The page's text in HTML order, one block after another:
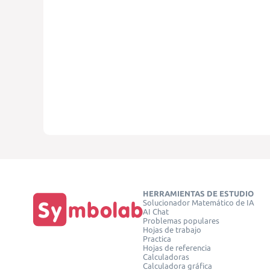
HERRAMIENTAS DE ESTUDIO
Solucionador Matemático de IA
AI Chat
Problemas populares
Hojas de trabajo
Practica
Hojas de referencia
Calculadoras
Calculadora gráfica